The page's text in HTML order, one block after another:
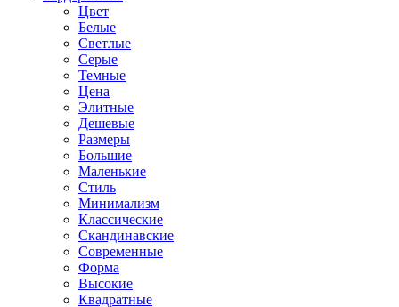
Цвет
Белые
Светлые
Серые
Темные
Цена
Элитные
Дешевые
Размеры
Большие
Маленькие
Стиль
Минимализм
Классические
Скандинавские
Современные
Форма
Высокие
Квадратные